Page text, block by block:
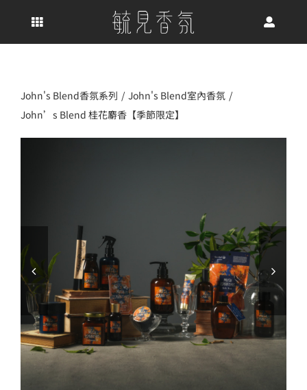
John's Blend香氛系列
John's Blend室內香氛
John’s Blend 桂花麝香【季節限定】